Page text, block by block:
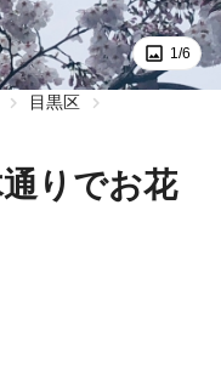
1/6
目黒区
りでお花